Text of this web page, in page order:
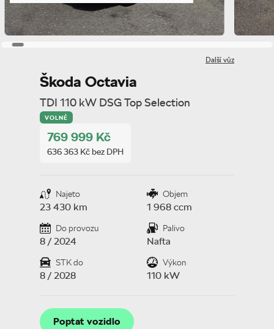
Další vůz
Škoda Octavia
TDI 110 kW DSG Top Selection
VOLNÉ
769 999 Kč
636 363 Kč bez DPH
Najeto
23 430 km
Objem
1 968 ccm
Do provozu
8 / 2024
Palivo
Nafta
STK do
8 / 2028
Výkon
110 kW
Poptat vozidlo
Poptat vozidlo